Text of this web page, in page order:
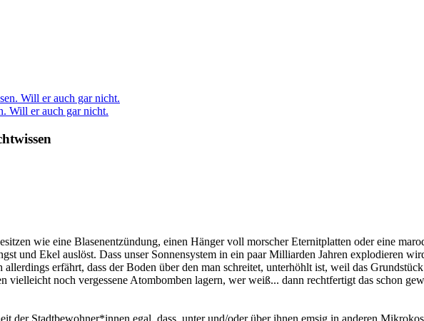
Will er auch gar nicht.
wie eine Blasenentzündung, einen Hänger voll morscher Eternitplatten oder eine
und Ekel auslöst. Dass unser Sonnensystem in ein paar Milliarden Jahren explodieren
erfährt, dass der Boden über den man schreitet, unterhöhlt ist, weil das
vielleicht noch vergessene Atombomben lagern, wer weiß... dann rechtfertigt das schon